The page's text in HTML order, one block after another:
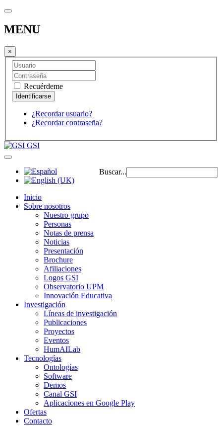
MENU
×
Recuérdeme
¿Recordar usuario?
¿Recordar contraseña?
GSI
Buscar...
Inicio
Sobre nosotros
Nuestro grupo
Personas
Notas de prensa
Noticias
Presentación
Brochure
Afiliaciones
Logos GSI
Observatorio UPM
Innovación Educativa
Investigación
Líneas de investigación
Publicaciones
Proyectos
Eventos
HumAILab
Tecnologías
Ontologías
Software
Demos
Canal GSI
Aplicaciones en Google Play
Ofertas
Contacto